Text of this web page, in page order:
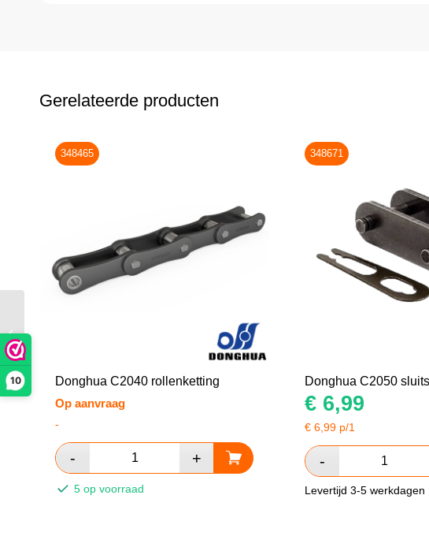
10
Gerelateerde producten
348465
Donghua C2040 rollenketting
Op aanvraag
-
5 op voorraad
348671
Donghua C2050
€ 6,99
€6,99 p/1
Levertijd 3-5 werkdagen
rollenketting